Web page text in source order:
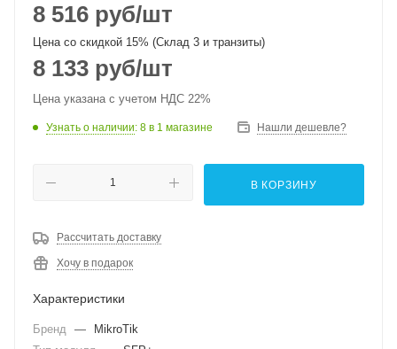
8 516 руб/шт
Цена со скидкой 15% (Склад 3 и транзиты)
8 133 руб/шт
Цена указана с учетом НДС 22%
Узнать о наличии: 8 в 1 магазине Нашли дешевле?
В КОРЗИНУ
Рассчитать доставку
Хочу в подарок
Характеристики
Бренд —
MikroTik